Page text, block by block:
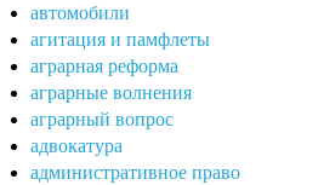
автомобили
агитация и памфлеты
аграрная реформа
аграрные волнения
аграрный вопрос
адвокатура
административное право